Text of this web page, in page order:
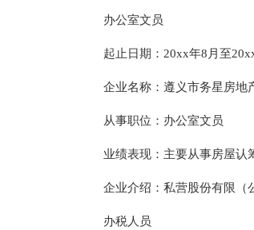
办公室文员
起止日期：20xx年8月至
企业名称：遵义市务星房地
从事职位：办公室文员
业绩表现：主要从事房屋认
企业介绍：私营股份有限（
办税人员